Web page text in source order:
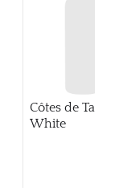
Côtes de Tablas
White